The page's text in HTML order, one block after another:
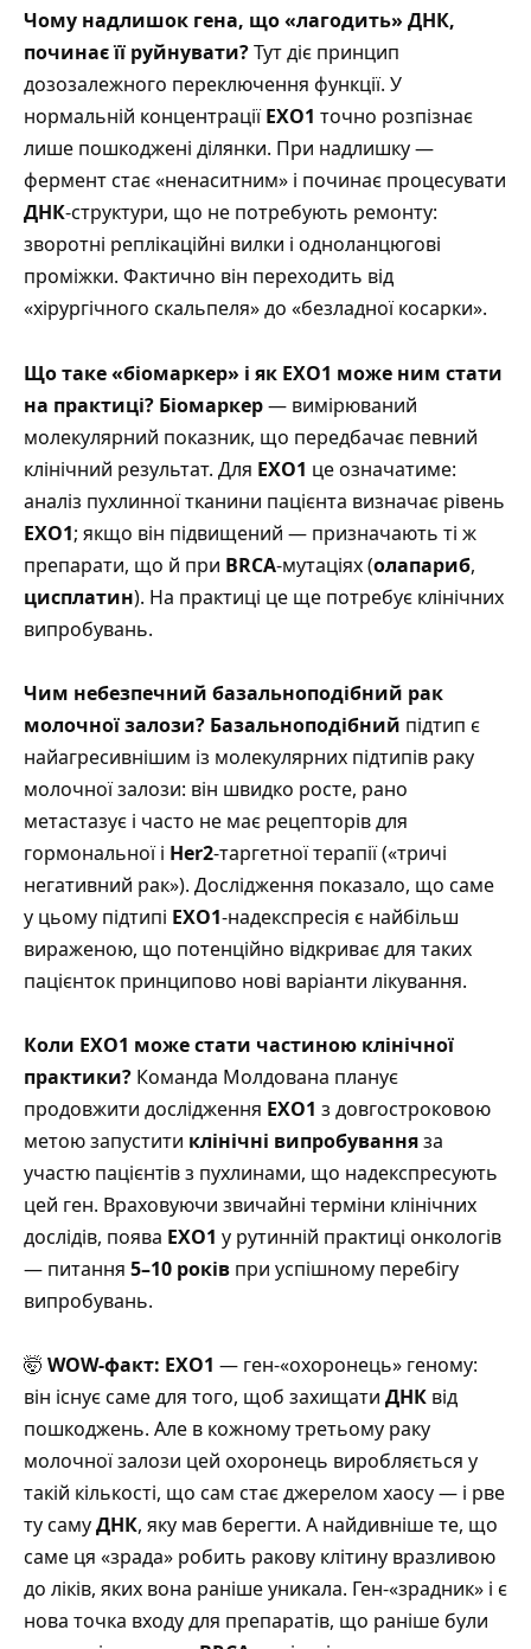
Чому надлишок гена, що «лагодить» ДНК,
починає її руйнувати?Тут діє принцип
дозозалежного переключення функції. У
нормальній концентраціїEXO1 точно розпізнає
лише пошкоджені ділянки. При надлишку —
фермент стає «ненаситним» і починає процесувати
ДНК-структури, що не потребують ремонту:
зворотні реплікаційні вилки і одноланцюгові
проміжки. Фактично він переходить від
«хірургічного скальпеля» до «безладної косарки».
Що таке «біомаркер» і як EXO1 може ним стати
на практиці? Біомаркер— вимірюваний
молекулярний показник, що передбачає певний
клінічний результат. Для EXO1 це означатиме:
аналіз пухлинної тканини пацієнта визначає рівень
EXO1; якщо він підвищений — призначають ті ж
препарати, що й при BRCA-мутаціях (олапариб,
цисплатин). На практиці це ще потребує клінічних
випробувань.
Чим небезпечний базальноподібний рак
молочної залози? Базальноподібний підтип є
найагресивнішим із молекулярних підтипів раку
молочної залози: він швидко росте, рано
метастазує і часто не має рецепторів для
гормональної і Her2-таргетної терапії («тричі
негативний рак»). Дослідження показало, що саме
у цьому підтипі EXO1-надекспресія є найбільш
вираженою, що потенційно відкриває для таких
пацієнток принципово нові варіанти лікування.
Коли EXO1 може стати частиною клінічної
практики? Команда Молдована планує
продовжити дослідження EXO1 з довгостроковою
метою запустити клінічні випробуванняза
участю пацієнтів з пухлинами, що надекспресують
цей ген. Враховуючи звичайні терміни клінічних
дослідів, поява EXO1 у рутинній практиці онкологів
— питання 5–10 років при успішному перебігу
випробувань.
🤯 WOW-факт: EXO1 — ген-«охоронець» геному:
він існує саме для того, щоб захищати ДНК від
пошкоджень. Але в кожному третьому раку
молочної залози цей охоронець виробляється у
такій кількості, що сам стає джерелом хаосу — і рве
ту самуДНК, яку мав берегти. А найдивніше те, що
саме ця «зрада» робить ракову клітину вразливою
до ліків, яких вона раніше уникала. Ген-«зрадник» і є
нова точка входу для препаратів, що раніше були